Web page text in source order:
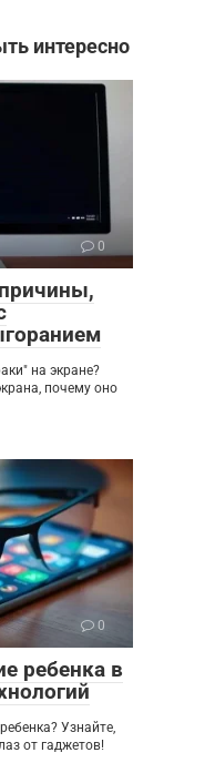
интересно
0
на экране?
почему оно
0
ребенка в
Узнайте,
от гаджетов!